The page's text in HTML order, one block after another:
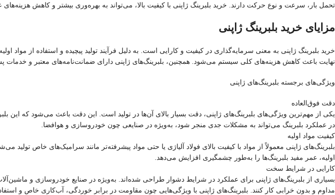
تحمل بار، سرعت و نوع حرکت دارند. خرید بلبرینگ ژاپنی با کیفیت بالا، می‌تواند به بهره‌وری بیشتر و کاهش
مزایای خرید بلبرینگ ژاپنی
خرید بلبرینگ ژاپنی به معنی سرمایه‌گذاری در کیفیت و کارایی است. به دلیل فرآیند تولید پیچیده و استفاده از مواد
نهایت باعث کاهش هزینه‌های کلی سیستم می‌شود. همچنین، بلبرینگ‌های ژاپنی دارای ضمانت‌نامه‌های معتبر و
ویژگی‌های برجسته بلبرینگ‌های ژاپنی
دقت فوق‌العاده
یکی از مهم‌ترین ویژگی‌های بلبرینگ‌های ژاپنی، دقت بسیار بالای آن‌ها در تولید است. این دقت باعث می‌شود که این
در عملکرد بلبرینگ می‌تواند به مشکلات جدی منجر شود، به‌ویژه در صنایعی چون خودروسازی و هوافضا.
کیفیت مواد اولیه
بلبرینگ‌های ژاپنی معمولاً از مواد با کیفیت بالای فولاد آلیاژی یا حتی مواد پیشرفته‌تر مانند سرامیک‌های خاص
اولیه، عمر مفید بلبرینگ‌ها را به‌طور چشمگیری افزایش می‌دهد.
کارایی در شرایط سخت
بسیاری از بلبرینگ‌های ژاپنی برای عملکرد در شرایط دشوار طراحی شده‌اند. به‌ویژه در صنایع خودروسازی و
مداوم و بدون خرابی کار کنند. بلبرینگ‌های ژاپنی با ویژگی‌هایی چون مقاومت در برابر خوردگی، آب‌کاری خاص و